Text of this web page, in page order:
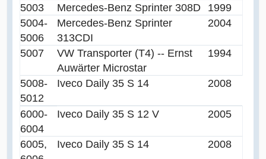
5003 Mercedes-Benz Sprinter 308D
1999
5004-
5006
Mercedes-Benz Sprinter
313CDI
2004
5007
VW Transporter (T4) -- Ernst
Auwärter Microstar
1994
5008-
5012
Iveco Daily 35 S 14 2008
6000-
6004
Iveco Daily 35 S 12 V 2005
6005,
Iveco Daily 35 S 14 2008